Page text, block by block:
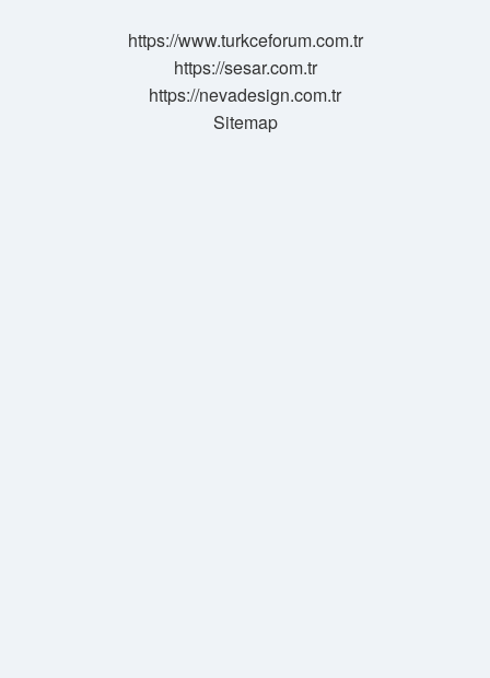
https://www.turkceforum.com.tr
https://sesar.com.tr
https://nevadesign.com.tr
Sitemap